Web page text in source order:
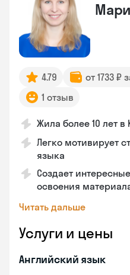
4.79 от 1733 ₽
1 отзыв
Жила более 10 лет
Легко мотивирует
языка
Создает
освоения
Читать дальше
Услуги и цены
Английский язык